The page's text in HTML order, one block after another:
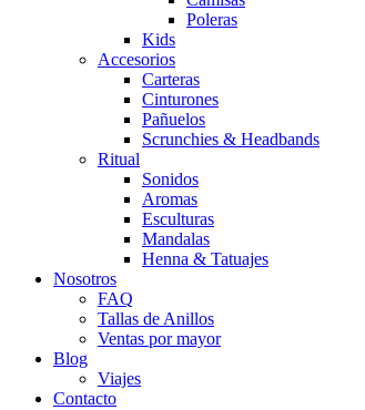
Poleras
Kids
Accesorios
Carteras
Cinturones
Pañuelos
Scrunchies & Headbands
Ritual
Sonidos
Aromas
Esculturas
Mandalas
Henna & Tatuajes
Nosotros
FAQ
Tallas de Anillos
Ventas por mayor
Blog
Viajes
Contacto